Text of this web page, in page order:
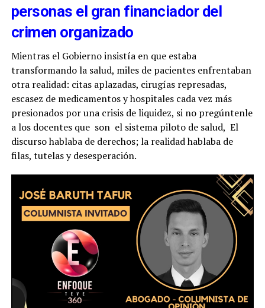
personas el gran financiador del
crimen organizado
Mientras el Gobierno insistía en que estaba
transformando la salud, miles de pacientes enfrentaban
otra realidad: citas aplazadas, cirugías represadas,
escasez de medicamentos y hospitales cada vez más
presionados por una crisis de liquidez, si no pregúntenle
a los docentes que son el sistema piloto de salud, El
discurso hablaba de derechos; la realidad hablaba de
filas, tutelas y desesperación.